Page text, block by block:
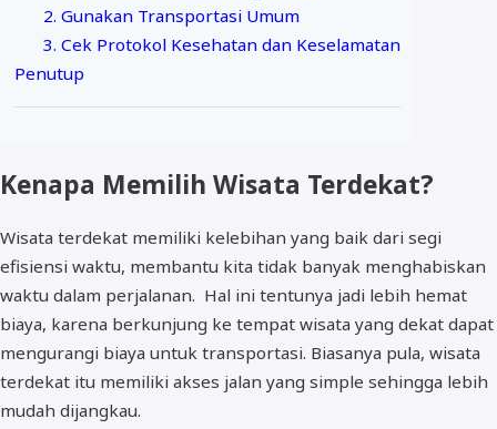
2. Gunakan Transportasi Umum
3. Cek Protokol Kesehatan dan Keselamatan
Penutup
Kenapa Memilih Wisata Terdekat?
Wisata terdekat memiliki kelebihan yang baik dari segi
efisiensi waktu, membantu kita tidak banyak menghabiskan
waktu dalam perjalanan. Hal ini tentunya jadi lebih hemat
biaya, karena berkunjung ke tempat wisata yang dekat dapat
mengurangi biaya untuk transportasi. Biasanya pula, wisata
terdekat itu memiliki akses jalan yang simple sehingga lebih
mudah dijangkau.